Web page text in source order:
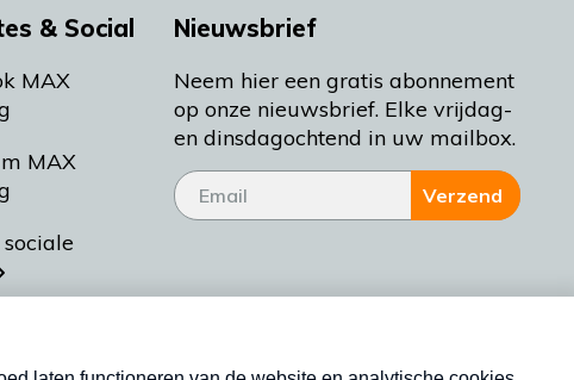
& Social
MAX
MAX
Nieuwsbrief
Neem hier een gratis abonnement
op onze nieuwsbrief. Elke vrijdag-
en dinsdagochtend in uw mailbox.
Verzend